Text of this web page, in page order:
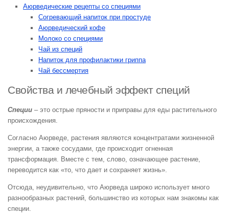
Аюрведические рецепты со специями
Согревающий напиток при простуде
Аюрведический кофе
Молоко со специями
Чай из специй
Напиток для профилактики гриппа
Чай бессмертия
Свойства и лечебный эффект специй
Специи – это острые пряности и приправы для еды растительного
происхождения.
Согласно Аюрведе, растения являются концентратами жизненной
энергии, а также сосудами, где происходит огненная
трансформация. Вместе с тем, слово, означающее растение,
переводится как «то, что дает и сохраняет жизнь».
Отсюда, неудивительно, что Аюрведа широко использует много
разнообразных растений, большинство из которых нам знакомы как
специи.